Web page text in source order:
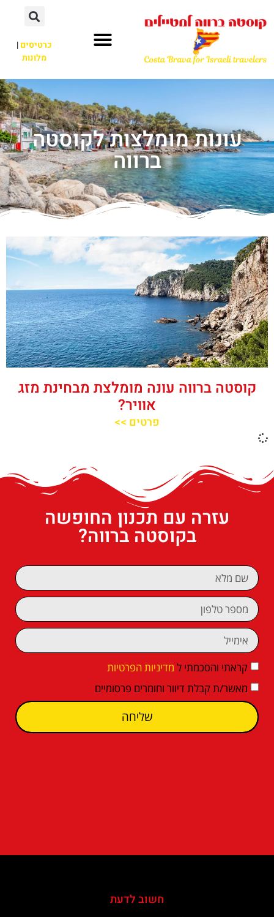
כרטיסים|
מלונות
עונות מומלצות לקוסטה
ברווה
קוסטה ברווה עונה מומלצת מבחינת מזג
אוויר?
פרטים >>
עזרה עם תכנון החופשה
בקוסטה ברווה?
קראתי והסכמתי ל מדיניות הפרטיות
מאשר/ת קבלת דיוור וחומרים פרסומיים
שליחה
חשוב לדעת